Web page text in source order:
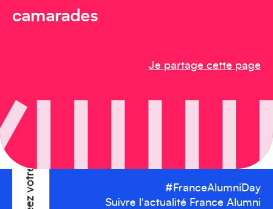
camarades
Je partage cette page
Créez votre événement
Afrique
#FranceAlumniDay
Suivre l'actualité France Alumni